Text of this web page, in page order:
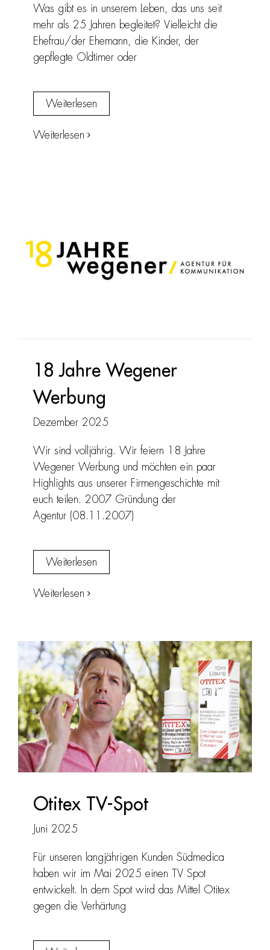
Was gibt es in unserem Leben, das uns seit
mehr als 25 Jahren begleitet? Vielleicht die
Ehefrau/der Ehemann, die Kinder, der
gepflegte Oldtimer oder
Weiterlesen
Weiterlesen
18 Jahre Wegener
Werbung
Dezember 2025
Wir sind volljährig. Wir feiern 18 Jahre
Wegener Werbung und möchten ein paar
Highlights aus unserer Firmengeschichte mit
euch teilen. 2007 Gründung der
Agentur (08.11.2007)
Weiterlesen
Weiterlesen
Otitex TV-Spot
Juni 2025
Für unseren langjährigen Kunden Südmedica
haben wir im Mai 2025 einen TV Spot
entwickelt. In dem Spot wird das Mittel Otitex
gegen die Verhärtung